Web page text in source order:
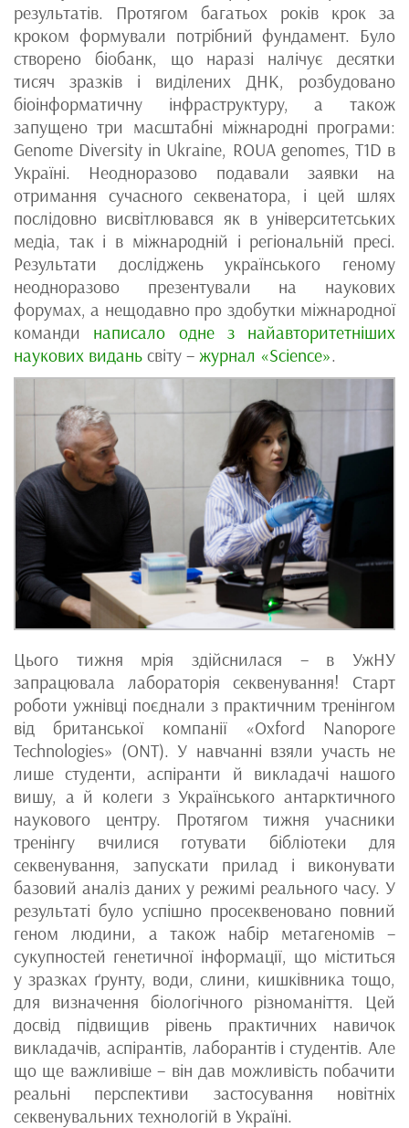
результатів. Протягом багатьох років крок за
кроком формували потрібний фундамент. Було
створено біобанк, що наразі налічує десятки
тисяч зразків і виділених ДНК, розбудовано
біоінформатичну інфраструктуру, а також
запущено три масштабні міжнародні програми:
Genome Diversity in Ukraine, ROUA genomes, T1D в
Україні. Неодноразово подавали заявки на
отримання сучасного секвенатора, і цей шлях
послідовно висвітлювався як в університетських
медіа, так і в міжнародній і регіональній пресі.
Результати досліджень українського геному
неодноразово презентували на наукових
форумах, а нещодавно про здобутки міжнародної
команди написало одне з найавторитетніших
наукових видань світу – журнал «Science».
Цього тижня мрія здійснилася – в УжНУ
запрацювала лабораторія секвенування! Старт
роботи ужнівці поєднали з практичним тренінгом
від британської компанії «Oxford Nanopore
Technologies» (ONT). У навчанні взяли участь не
лише студенти, аспіранти й викладачі нашого
вишу, а й колеги з Українського антарктичного
наукового центру. Протягом тижня учасники
тренінгу вчилися готувати бібліотеки для
секвенування, запускати прилад і виконувати
базовий аналіз даних у режимі реального часу. У
результаті було успішно просеквеновано повний
геном людини, а також набір метагеномів –
сукупностей генетичної інформації, що міститься
у зразках ґрунту, води, слини, кишківника тощо,
для визначення біологічного різноманіття. Цей
досвід підвищив рівень практичних навичок
викладачів, аспірантів, лаборантів і студентів. Але
що ще важливіше – він дав можливість побачити
реальні перспективи застосування новітніх
секвенувальних технологій в Україні.